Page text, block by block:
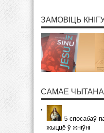
ЗАМОВІЦЬ
САМАЕ
5 спосабаў
жыццё ў жніўні